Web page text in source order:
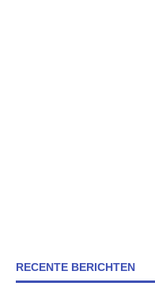
RECENTE BERICHTEN